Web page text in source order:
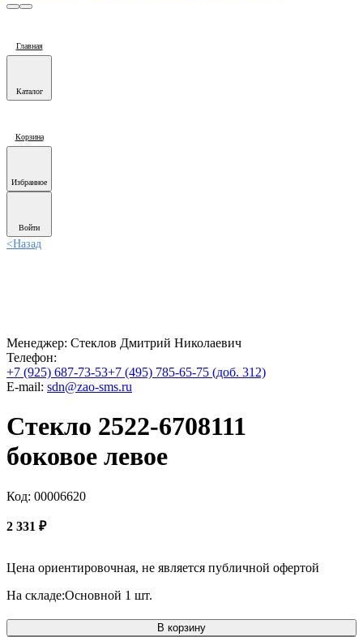
Главная
Каталог
Корзина
Избранное
Войти
<Назад
Менеджер: Стеклов Дмитрий Николаевич
Телефон:
+7 (925) 687-73-53+7 (495) 785-65-75 (доб. 312)
E-mail: sdn@zao-sms.ru
Стекло 2522-6708111
боковое левое
Код: 00006620
2 331 ₽
Цена ориентировочная, не является публичной офертой
На складе:Основной 1 шт.
В корзину